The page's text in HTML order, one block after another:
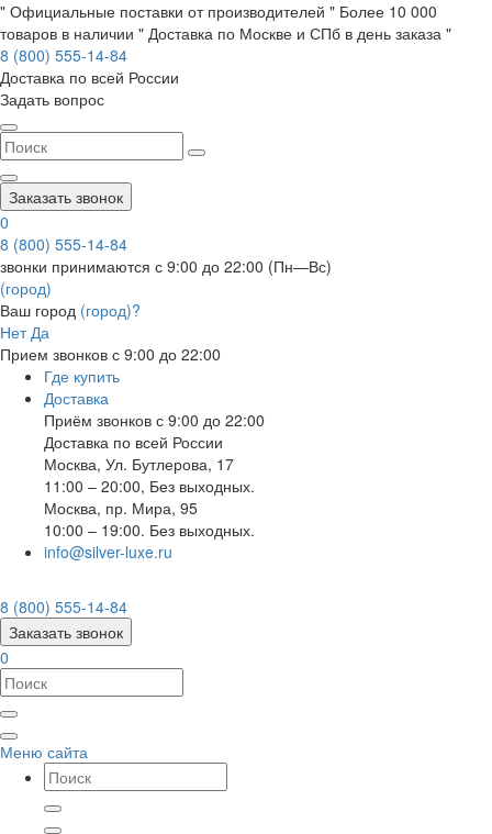
" Официальные поставки от производителей " Более 10 000
товаров в наличии " Доставка по Москве и СПб в день заказа "
8 (800) 555-14-84
Доставка по всей России
Задать вопрос
Заказать звонок
0
8 (800) 555-14-84
звонки принимаются с 9:00 до 22:00 (Пн—Вс)
(город)
Ваш город (город)?
Нет Да
Прием звонков с 9:00 до 22:00
Где купить
Доставка
Приём звонков с 9:00 до 22:00
Доставка по всей России
Москва, Ул. Бутлерова, 17
11:00 – 20:00, Без выходных.
Москва, пр. Мира, 95
10:00 – 19:00. Без выходных.
info@silver-luxe.ru
8 (800) 555-14-84
Заказать звонок
0
Меню сайта